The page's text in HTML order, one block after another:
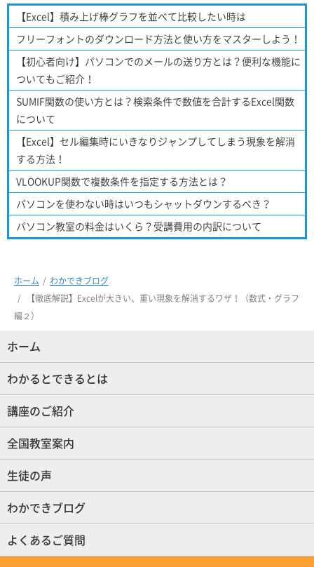
【Excel】積み上げ棒グラフを並べて比較したい時は
フリーフォントのダウンロード方法と使い方をマスターしよう！
【初心者向け】パソコンでのメールの送り方とは？便利な機能に
ついてもご紹介！
SUMIF関数の使い方とは？検索条件で数値を合計するExcel関数
について
【Excel】セル編集時にいきなりジャンプしてしまう現象を解消
する方法！
VLOOKUP関数で複数条件を指定する方法とは？
パソコンを使わない時はいつもシャットダウンするべき？
パソコン教室の料金はいくら？受講費用の内訳について
ホーム
わかできブログ
【徹底解説】Excelが大きい、重い現象を解消するワザ！（数式・グラフ
編２）
ホーム
わかるとできるとは
講座のご紹介
全国教室案内
生徒の声
わかできブログ
よくあるご質問